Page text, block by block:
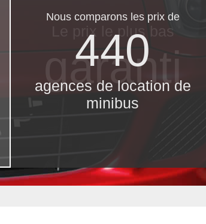
Nous comparons les prix de
440
agences de location de
minibus
Le prix le​ plus bas
garanti